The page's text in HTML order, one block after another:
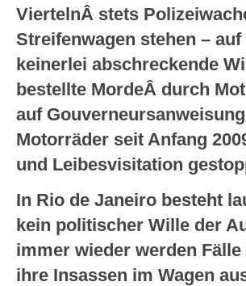
ViertelnÂ stets
Streifenwagen stehen –
keinerlei abschreckende
bestellte MordeÂ durch
auf
Motorräder seit Anfang
und Leibesvisitation
In Rio de Janeiro besteht
kein politischer Wille der
immer wieder werden
ihre Insassen im Wagen